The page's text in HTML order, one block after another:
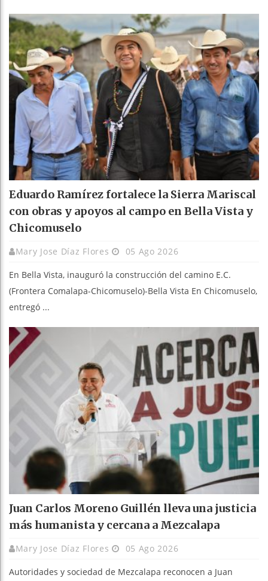
Eduardo Ramírez fortalece la Sierra Mariscal
con obras y apoyos al campo en Bella Vista y
Chicomuselo
Mary Jose Díaz Flores 05 Ago 2026
En Bella Vista, inauguró la construcción del camino E.C.
(Frontera Comalapa-Chicomuselo)-Bella Vista En Chicomuselo,
entregó ...
Juan Carlos Moreno Guillén lleva una justicia
más humanista y cercana a Mezcalapa
Mary Jose Díaz Flores 05 Ago 2026
Autoridades y sociedad de Mezcalapa reconocen a Juan